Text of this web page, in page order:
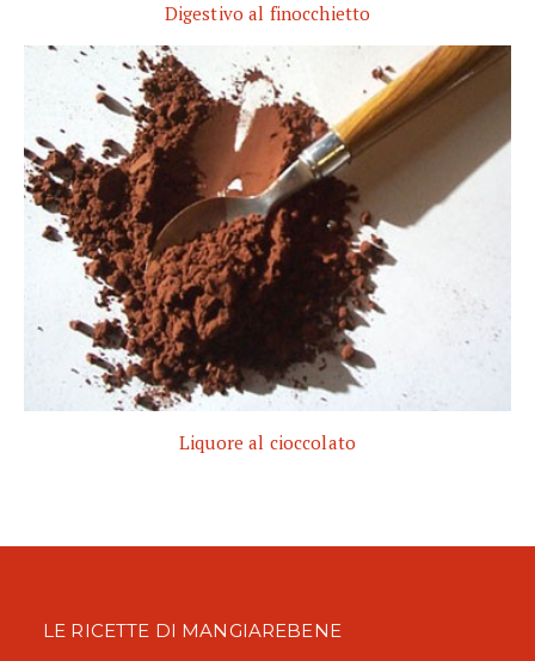
Digestivo al finocchietto
Liquore al cioccolato
LE RICETTE DI MANGIAREBENE